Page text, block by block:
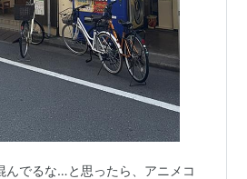
んでるな…と思ったら、アニメコ